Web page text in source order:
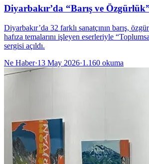
Diyarbakır’da “Barış ve
Diyarbakır’da 32 farklı sanatçının barış,
hafıza temalarını işleyen eserleriyle
sergisi açıldı.
Ne Haber·13 May 2026·1.160 okuma